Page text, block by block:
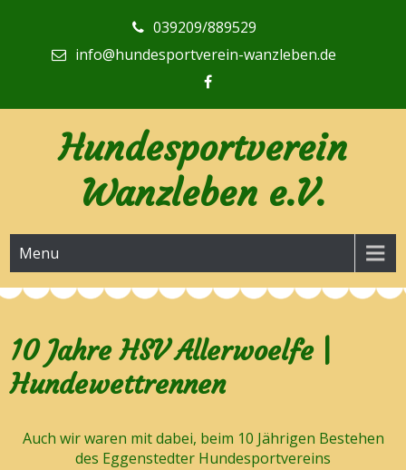
039209/889529
info@hundesportverein-wanzleben.de
Hundesportverein
Wanzleben e.V.
Menu
10 Jahre HSV Allerwoelfe |
Hundewettrennen
Auch wir waren mit dabei, beim 10 Jährigen Bestehen
des Eggenstedter Hundesportvereins